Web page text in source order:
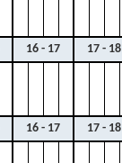
16 - 17 17 - 18
16 - 17 17 - 18